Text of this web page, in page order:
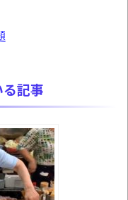
で感想を書きま
25
ガイド感想
築士学科試験結
記事